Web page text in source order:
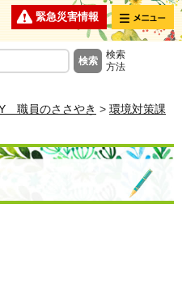
緊急災害情報 メニュー
検索
方法
職員のささやき > 環境対策課